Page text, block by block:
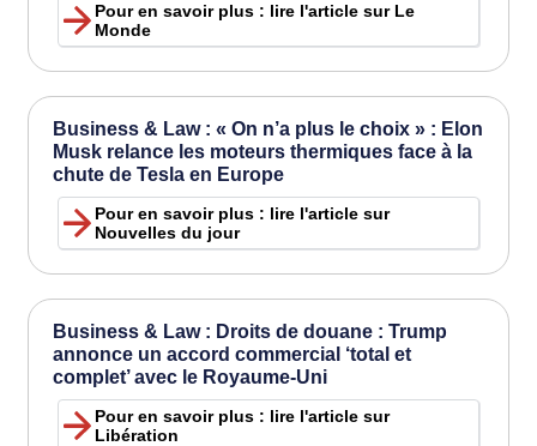
Pour en savoir plus : lire l'article sur Le
Monde
Business & Law : « On n’a plus le choix » : Elon
Musk relance les moteurs thermiques face à la
chute de Tesla en Europe
Pour en savoir plus : lire l'article sur
Nouvelles du jour
Business & Law : Droits de douane : Trump
annonce un accord commercial ‘total et
complet’ avec le Royaume-Uni
Pour en savoir plus : lire l'article sur
Libération